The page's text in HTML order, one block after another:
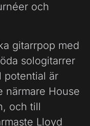
och
gitarrpop med
sologitarrer
potential är
närmare House
och till
Lloyd